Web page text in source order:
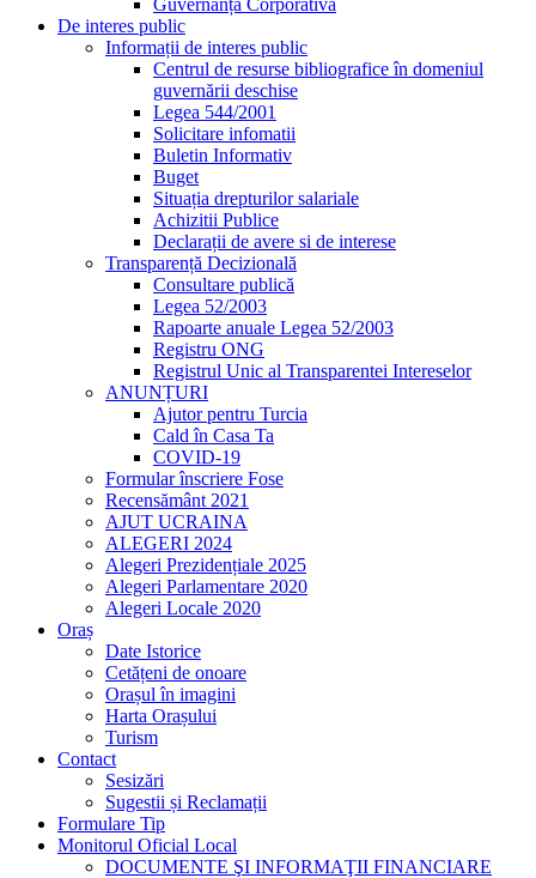
Guvernanță Corporativă
De interes public
Informații de interes public
Centrul de resurse bibliografice în domeniul
guvernării deschise
Legea 544/2001
Solicitare infomatii
Buletin Informativ
Buget
Situația drepturilor salariale
Achizitii Publice
Declarații de avere si de interese
Transparență Decizională
Consultare publică
Legea 52/2003
Rapoarte anuale Legea 52/2003
Registru ONG
Registrul Unic al Transparentei Intereselor
ANUNȚURI
Ajutor pentru Turcia
Cald în Casa Ta
COVID-19
Formular înscriere Fose
Recensământ 2021
AJUT UCRAINA
ALEGERI 2024
Alegeri Prezidențiale 2025
Alegeri Parlamentare 2020
Alegeri Locale 2020
Oraș
Date Istorice
Cetățeni de onoare
Orașul în imagini
Harta Orașului
Turism
Contact
Sesizări
Sugestii și Reclamații
Formulare Tip
Monitorul Oficial Local
DOCUMENTE ŞI INFORMAŢII FINANCIARE